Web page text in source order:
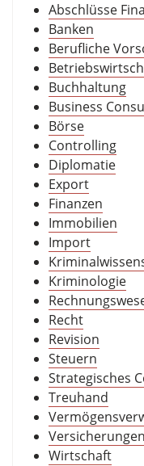
Abschlüsse
Banken
Berufliche
Buchhaltung
Business
Börse
Controlling
Diplomatie
Export
Finanzen
Immobilien
Import
Kriminologie
Recht
Revision
Steuern
Strategisches
Treuhand
Versicherungen
Wirtschaft